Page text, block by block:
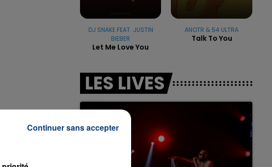
7h00 - 11h00
LA TEAM DE L'ÉTÉ
DJ SNAKE FEAT. JUSTIN
BIEBER
Let Me Love You
ANOTR & 54 ULTRA
Talk To You
LES LIVES
Continuer sans accepter